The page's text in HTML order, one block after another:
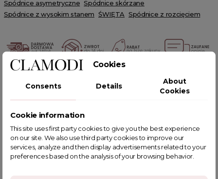
Spódnice asymetryczne Spódnice skórzane
Spódnice z wysokim stanem ŚWIĘTA Spódnice z rozcięciem
YOU MIGHT ALSO LIKE
Cookies
Consents Details
About
Cookies
Cookie information
This site uses first party cookies to give you the best experience
on our site. We also use third party cookies to improve our
services, analyze and then display advertisements related to your
preferences based on the analysis of your browsing behavior.